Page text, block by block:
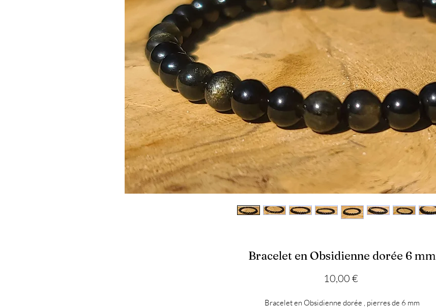
Bracelet en Obsidienne dorée 6 mm
10,00 €Prix
Bracelet en Obsidienne dorée , pierres de 6 mm